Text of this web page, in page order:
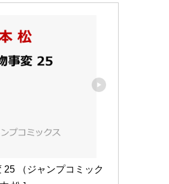
25 （ジャンプコミック